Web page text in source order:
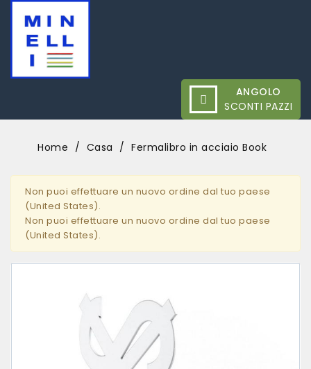
ANGOLO
SCONTI PAZZI
Home Casa Fermalibro in acciaio Book
Non puoi effettuare un nuovo ordine dal tuo paese
(United States).
Non puoi effettuare un nuovo ordine dal tuo paese
(United States).